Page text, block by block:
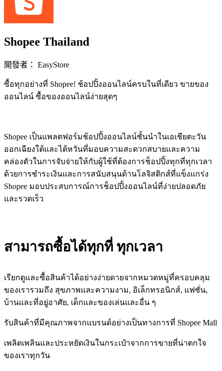
Shopee Thailand
開發者： EasyStore
ซื้อทุกอย่างที่ Shopee! ช้อปปิ้งออนไลน์ครบในที่เดียว ขายของ
ออนไลน์ ซื้อของออนไลน์ง่ายสุดๆ
Shopee เป็นแพลตฟอร์มช้อปปิ้งออนไลน์ชั้นนำในเอเชียตะวัน
ออกเฉียงใต้และไต้หวันที่มอบความสะดวกสบายและความ
คล่องตัวในการจับจ่ายให้กับผู้ใช้ที่ต้องการช็อปปิ้งทุกที่ทุกเวลา
ด้วยการชำระเงินและการสนับสนุนด้านโลจิสติกส์ที่แข็งแกร่ง
Shopee มอบประสบการณ์การช็อปปิ้งออนไลน์ที่ง่ายปลอดภัย
และรวดเร็ว
สามารถซื้อได้ทุกที่ ทุกเวลา
เรียกดูและซื้อสินค้าได้อย่างง่ายดายจากหมวดหมู่ที่ครอบคลุม
ของเรารวมถึง สุขภาพและความงาม, อิเล็กทรอนิกส์, แฟชั่น,
บ้านและที่อยู่อาศัย, เด็กและของเล่นและอื่น ๆ
รับสินค้าที่มีคุณภาพจากแบรนด์อย่างเป็นทางการที่ Shopee Mall
เพลิดเพลินและประหยัดเงินในกระเป๋าจากการขายที่น่าตกใจ
ของเราทุกวัน